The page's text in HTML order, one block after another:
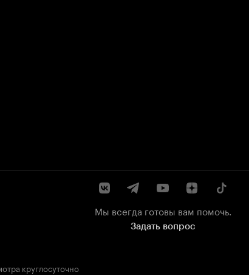
Мы всегда готовы вам помочь.
Задать вопрос
круглосуточно